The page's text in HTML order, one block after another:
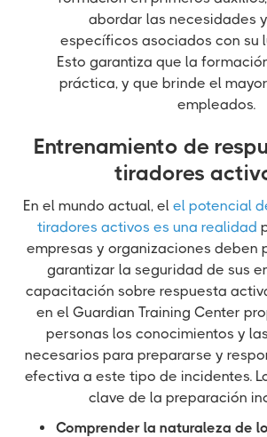
abordar las necesidades
específicos asociados con su
Esto garantiza que la
práctica, y que brinde el
empleados.
Entrenamiento de
tiradores
En el mundo actual, el el potencial
tiradores activos es una realidad
empresas y organizaciones deben
garantizar la seguridad de sus
capacitación sobre respuesta
en el Guardian Training Center
personas los conocimientos y
necesarios para prepararse y
efectiva a este tipo de incidentes.
clave de la preparación
Comprender la naturaleza de